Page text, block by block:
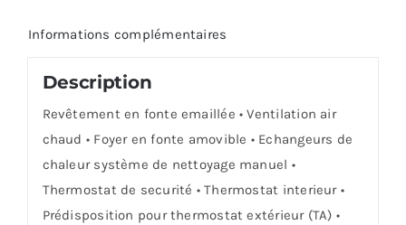
Informations complémentaires
Description
Revêtement en fonte emaillée • Ventilation air
chaud • Foyer en fonte amovible • Echangeurs de
chaleur système de nettoyage manuel •
Thermostat de securité • Thermostat interieur •
Prédisposition pour thermostat extérieur (TA) •